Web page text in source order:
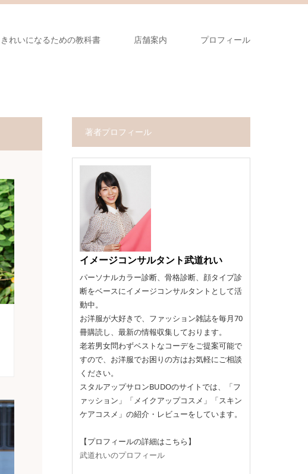
きれいになるための教科書 店舗案内 プロフィール
著者プロフィール
イメージコンサルタント武道れい
パーソナルカラー診断、骨格診断、顔タイプ診
断をベースにイメージコンサルタントとして活
動中。
お洋服が大好きで、ファッション雑誌を毎月70
冊購読し、最新の情報収集しております。
老若男女問わずベストなコーデをご提案可能で
すので、お洋服でお困りの方はお気軽にご相談
ください。
スタルアップサロンBUDOのサイトでは、「フ
ァッション」「メイクアップコスメ」「スキン
ケアコスメ」の紹介・レビューをしています。
【プロフィールの詳細はこちら】
武道れいのプロフィール